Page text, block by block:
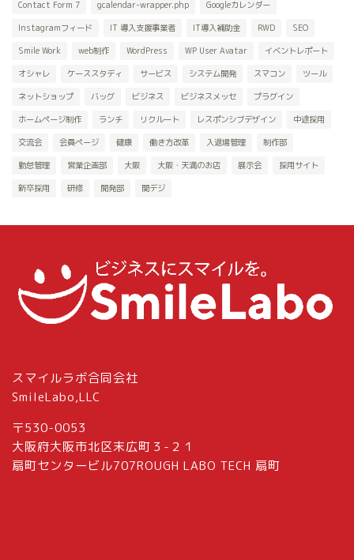
Contact Form 7 gcalendar-wrapper.php Googleカレンダー
Instagramフィード IT 導入支援事業者 IT導入補助金 RWD SEO
Smile Work web制作 WordPress WP User Avatar イベントレポート
オシャレ ケーススタディ サービス システム開発 スマコン ツール
ネットショップ バッグ ビジネス ビジネスメッセ プラグイン
ホームページ制作 ランチ リクルート レスポンシブデザイン 中途採用
交流会 会員ページ 健康 働き方改革 入退場管理 制作部
勤怠管理 営業企画部 大阪 大阪・天満のお店 展示会 採用サイト
新卒採用 研修 開発部 関デジ
スマイルラボ合同会社
SmileLabo,LLC
〒530-0053
大阪府大阪市北区末広町３-２１
扇町センタービル707ROUGH LABO TECH 扇町